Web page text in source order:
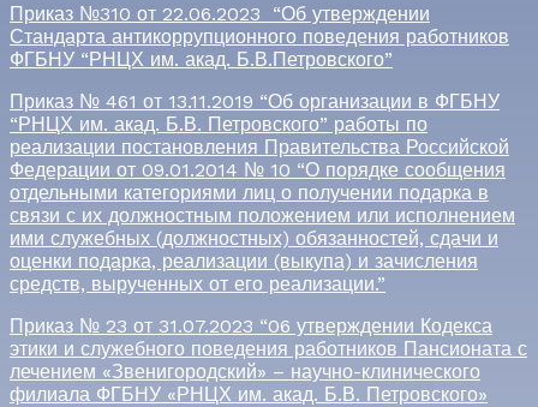
Приказ №310 от 22.06.2023 “Об утверждении
Стандарта антикоррупционного поведения работников
ФГБНУ “РНЦХ им. акад. Б.В.Петровского”
Приказ № 461 от 13.11.2019 “Об организации в ФГБНУ
“РНЦХ им. акад. Б.В. Петровского” работы по
реализации постановления Правительства Российской
Федерации от 09.01.2014 № 10 “О порядке сообщения
отдельными категориями лиц о получении подарка в
связи с их должностным положением или исполнением
ими служебных (должностных) обязанностей, сдачи и
оценки подарка, реализации (выкупа) и зачисления
средств, вырученных от его реализации.”
Приказ № 23 от 31.07.2023 “06 утверждении Кодекса
этики и служебного поведения работников Пансионата с
лечением «Звенигородский» – научно-клинического
филиала ФГБНУ «РНЦХ им. акад. Б.В. Петровского»